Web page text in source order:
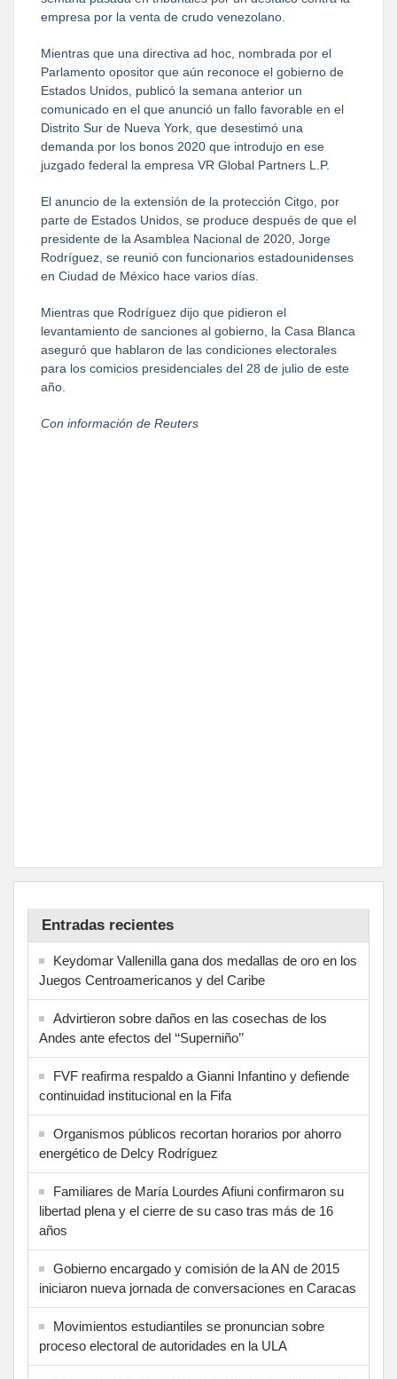
empresa por la venta de crudo venezolano.
Mientras que una directiva ad hoc, nombrada por el
Parlamento opositor que aún reconoce el gobierno de
Estados Unidos, publicó la semana anterior un
comunicado en el que anunció un fallo favorable en el
Distrito Sur de Nueva York, que desestimó una
demanda por los bonos 2020 que introdujo en ese
juzgado federal la empresa VR Global Partners L.P.
El anuncio de la extensión de la protección Citgo, por
parte de Estados Unidos, se produce después de que el
presidente de la Asamblea Nacional de 2020, Jorge
Rodríguez, se reunió con funcionarios estadounidenses
en Ciudad de México hace varios días.
Mientras que Rodríguez dijo que pidieron el
levantamiento de sanciones al gobierno, la Casa Blanca
aseguró que hablaron de las condiciones electorales
para los comicios presidenciales del 28 de julio de este
año.
Con información de Reuters
Entradas recientes
Keydomar Vallenilla gana dos medallas de oro en los
Juegos Centroamericanos y del Caribe
Advirtieron sobre daños en las cosechas de los
Andes ante efectos del ‘‘Superniño’’
FVF reafirma respaldo a Gianni Infantino y defiende
continuidad institucional en la Fifa
Organismos públicos recortan horarios por ahorro
energético de Delcy Rodríguez
Familiares de María Lourdes Afiuni confirmaron su
libertad plena y el cierre de su caso tras más de 16
años
Gobierno encargado y comisión de la AN de 2015
iniciaron nueva jornada de conversaciones en Caracas
Movimientos estudiantiles se pronuncian sobre
proceso electoral de autoridades en la ULA